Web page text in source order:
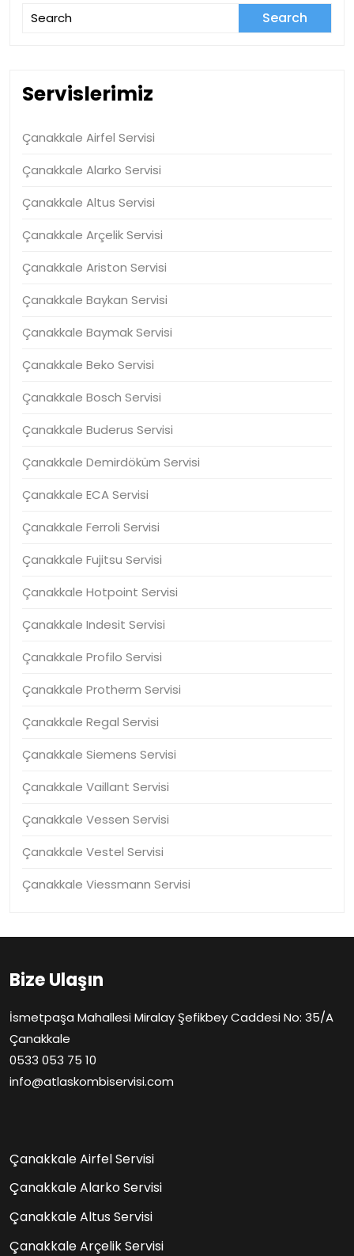
Search
Servislerimiz
Çanakkale Airfel Servisi
Çanakkale Alarko Servisi
Çanakkale Altus Servisi
Çanakkale Arçelik Servisi
Çanakkale Ariston Servisi
Çanakkale Baykan Servisi
Çanakkale Baymak Servisi
Çanakkale Beko Servisi
Çanakkale Bosch Servisi
Çanakkale Buderus Servisi
Çanakkale Demirdöküm Servisi
Çanakkale ECA Servisi
Çanakkale Ferroli Servisi
Çanakkale Fujitsu Servisi
Çanakkale Hotpoint Servisi
Çanakkale Indesit Servisi
Çanakkale Profilo Servisi
Çanakkale Protherm Servisi
Çanakkale Regal Servisi
Çanakkale Siemens Servisi
Çanakkale Vaillant Servisi
Çanakkale Vessen Servisi
Çanakkale Vestel Servisi
Çanakkale Viessmann Servisi
Bize Ulaşın
İsmetpaşa Mahallesi Miralay Şefikbey Caddesi No: 35/A
Çanakkale
0533 053 75 10
info@atlaskombiservisi.com
Çanakkale Airfel Servisi
Çanakkale Alarko Servisi
Çanakkale Altus Servisi
Çanakkale Arçelik Servisi